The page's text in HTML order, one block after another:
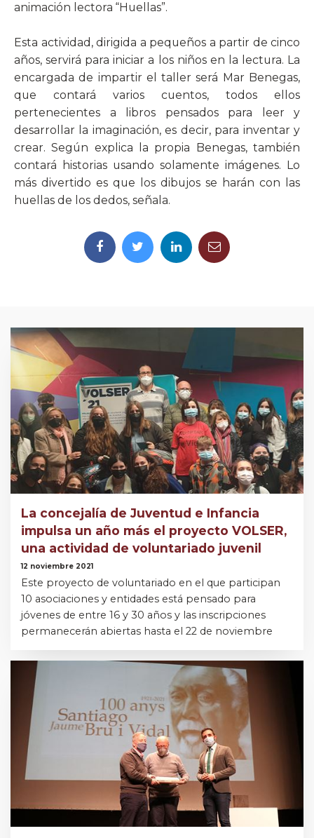
animación lectora “Huellas”.
Esta actividad, dirigida a pequeños a partir de cinco
años, servirá para iniciar a los niños en la lectura. La
encargada de impartir el taller será Mar Benegas,
que contará varios cuentos, todos ellos
pertenecientes a libros pensados para leer y
desarrollar la imaginación, es decir, para inventar y
crear. Según explica la propia Benegas, también
contará historias usando solamente imágenes. Lo
más divertido es que los dibujos se harán con las
huellas de los dedos, señala.
La concejalía de Juventud e Infancia
impulsa un año más el proyecto VOLSER,
una actividad de voluntariado juvenil
12 noviembre 2021
Este proyecto de voluntariado en el que participan
10 asociaciones y entidades está pensado para
jóvenes de entre 16 y 30 años y las inscripciones
permanecerán abiertas hasta el 22 de noviembre